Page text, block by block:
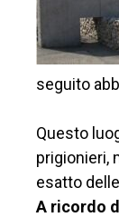
seguito
Questo
prigionieri,
esatto
A ricordo